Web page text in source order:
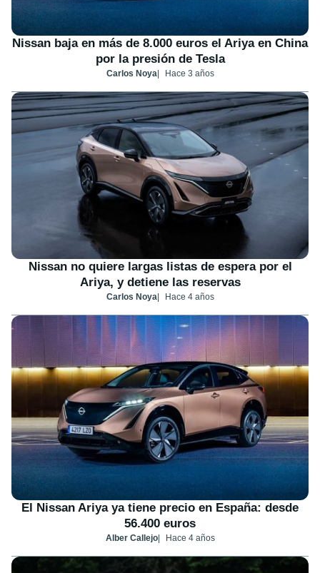
Nissan baja en más de 8.000 euros el Ariya en China
por la presión de Tesla
Carlos Noya Hace 3 años
Nissan no quiere largas listas de espera por el
Ariya, y detiene las reservas
Carlos Noya Hace 4 años
El Nissan Ariya ya tiene precio en España: desde
56.400 euros
Alber Callejo Hace 4 años